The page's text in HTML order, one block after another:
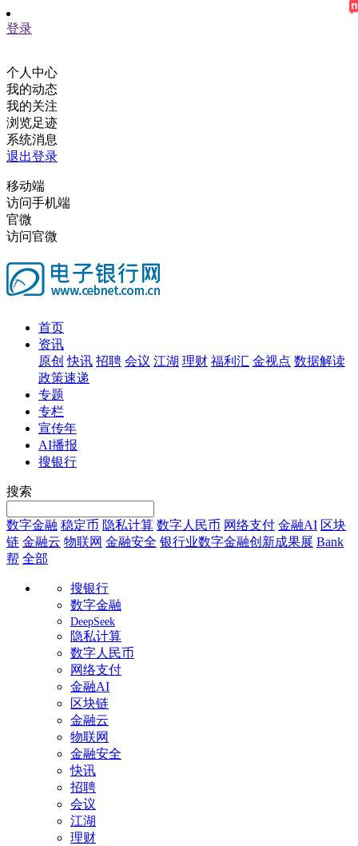
登录
个人中心
我的动态
我的关注
浏览足迹
系统消息
退出登录
移动端
访问手机端
官微
访问官微
首页
资讯
原创 快讯 招聘 会议 江湖 理财 福利汇 金视点 数据解读
政策速递
专题
专栏
宣传年
AI播报
搜银行
搜索
数字金融 稳定币 隐私计算 数字人民币 网络支付 金融AI 区块
链 金融云 物联网 金融安全 银行业数字金融创新成果展 Bank
帮 全部
搜银行
数字金融
DeepSeek
隐私计算
数字人民币
网络支付
金融AI
区块链
金融云
物联网
金融安全
快讯
招聘
会议
江湖
理财